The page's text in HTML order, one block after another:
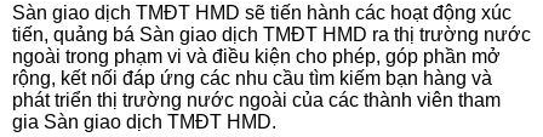
Sàn giao dịch TMĐT HMD sẽ tiến hành các hoạt động xúc
tiến, quảng bá Sàn giao dịch TMĐT HMD ra thị trường nước
ngoài trong phạm vi và điều kiện cho phép, góp phần mở
rộng, kết nối đáp ứng các nhu cầu tìm kiếm bạn hàng và
phát triển thị trường nước ngoài của các thành viên tham
gia Sàn giao dịch TMĐT HMD.